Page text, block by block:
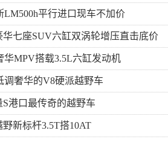
LM500h平行进口现车不加价
七座SUV六缸双涡轮增压直击底价
MPV搭载3.5L六缸发动机
调奢华的V8硬派越野车
港口最传奇的越野车
新标杆3.5T搭10AT